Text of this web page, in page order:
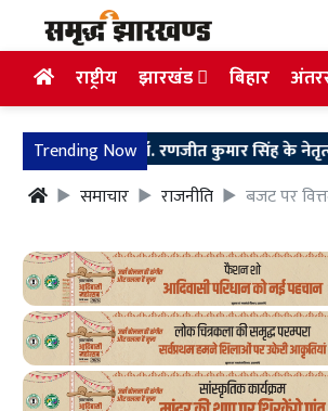
राष्ट्रीय झारखंड बिहार
Trending Now
News: डॉ. रणजीत कुमार सिंह के नेतृत्व में
समाचार
राजनीति बजट पर